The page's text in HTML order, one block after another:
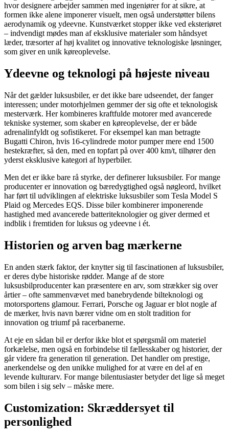
hvor designere arbejder sammen med ingeniører for at sikre, at
formen ikke alene imponerer visuelt, men også understøtter bilens
aerodynamik og ydeevne. Kunstværket stopper ikke ved eksteriøret
– indvendigt mødes man af eksklusive materialer som håndsyet
læder, træsorter af høj kvalitet og innovative teknologiske løsninger,
som giver en unik køreoplevelse.
Ydeevne og teknologi på højeste niveau
Når det gælder luksusbiler, er det ikke bare udseendet, der fanger
interessen; under motorhjelmen gemmer der sig ofte et teknologisk
mesterværk. Her kombineres kraftfulde motorer med avancerede
tekniske systemer, som skaber en køreoplevelse, der er både
adrenalinfyldt og sofistikeret. For eksempel kan man betragte
Bugatti Chiron, hvis 16-cylindrede motor pumper mere end 1500
hestekræfter, så den, med en topfart på over 400 km/t, tilhører den
yderst eksklusive kategori af hyperbiler.
Men det er ikke bare rå styrke, der definerer luksusbiler. For mange
producenter er innovation og bæredygtighed også nøgleord, hvilket
har ført til udviklingen af elektriske luksusbiler som Tesla Model S
Plaid og Mercedes EQS. Disse biler kombinerer imponerende
hastighed med avancerede batteriteknologier og giver dermed et
indblik i fremtiden for luksus og ydeevne i ét.
Historien og arven bag mærkerne
En anden stærk faktor, der knytter sig til fascinationen af luksusbiler,
er deres dybe historiske rødder. Mange af de store
luksusbilproducenter kan præsentere en arv, som strækker sig over
årtier – ofte sammenvævet med banebrydende bilteknologi og
motorsportens glamour. Ferrari, Porsche og Jaguar er blot nogle af
de mærker, hvis navn bærer vidne om en stolt tradition for
innovation og triumf på racerbanerne.
At eje en sådan bil er derfor ikke blot et spørgsmål om materiel
forkælelse, men også en forbindelse til fællesskaber og historier, der
går videre fra generation til generation. Det handler om prestige,
anerkendelse og den unikke mulighed for at være en del af en
levende kulturarv. For mange bilentusiaster betyder det lige så meget
som bilen i sig selv – måske mere.
Customization: Skræddersyet til
personlighed